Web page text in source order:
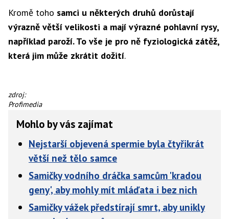
Kromě toho samci u některých druhů dorůstají
výrazně větší velikosti a mají výrazné pohlavní rysy,
například paroží. To vše je pro ně fyziologická zátěž,
která jim může zkrátit dožití.
Srny
mi
parohy.
nimi
dlouho
Jelen
zdroj:
Profimedia
Mohlo by vás zajímat
Nejstarší objevená spermie byla čtyřikrát
větší než tělo samce
Samičky vodního dráčka samcům 'kradou
geny', aby mohly mít mláďata i bez nich
Samičky vážek předstírají smrt, aby unikly